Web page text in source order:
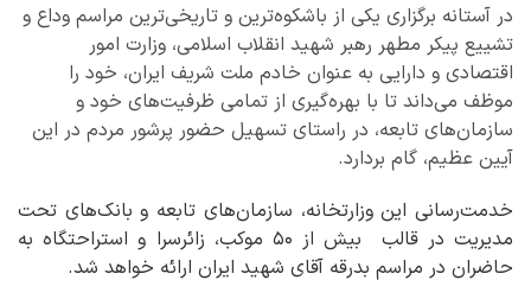
در آستانه برگزاری یکی از باشکوه‌ترین و تاریخی‌ترین مراسم وداع و
تشییع پیکر مطهر رهبر شهید انقلاب اسلامی، وزارت امور
اقتصادی و دارایی به عنوان خادم ملت شریف ایران، خود را
موظف می‌داند تا با بهره‌گیری از تمامی ظرفیت‌های خود و
سازمان‌های تابعه، در راستای تسهیل حضور پرشور مردم در این
آیین عظیم، گام بردارد.
خدمت‌رسانی این وزارتخانه، سازمان‌های تابعه و بانک‌های تحت
مدیریت در قالب بیش از ۵۰ موکب، زائرسرا و استراحتگاه به
حاضران در مراسم بدرقه آقای شهید ایران ارائه خواهد شد.